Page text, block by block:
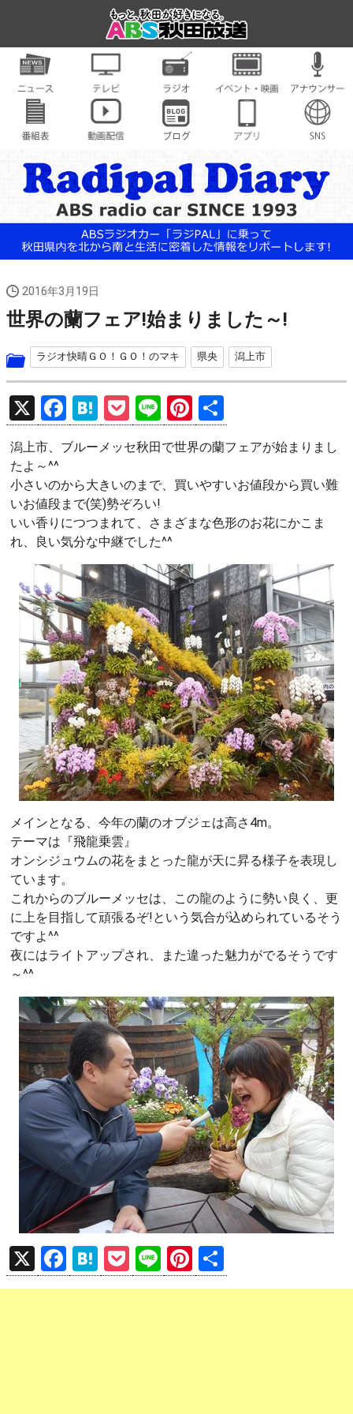
2016年3月19日
世界の蘭フェア!始まりました～!
ラジオ快晴ＧＯ！ＧＯ！のマキ 県央 潟上市
X
F
a
ce
b
o
o
H
at
e
n
a
P
o
ck
et
Li
n
e
Pi
nt
er
es
有
潟上市、ブルーメッセ秋田で世界の蘭フェアが始まりまし
たよ～^^
小さいのから大きいのまで、買いやすいお値段から買い難
いお値段まで(笑)勢ぞろい!
いい香りにつつまれて、さまざまな色形のお花にかこま
れ、良い気分な中継でした^^
メインとなる、今年の蘭のオブジェは高さ4m。
テーマは『飛龍乗雲』
オンシジュウムの花をまとった龍が天に昇る様子を表現し
ています。
これからのブルーメッセは、この龍のように勢い良く、更
に上を目指して頑張るぞ!という気合が込められているそう
ですよ^^
夜にはライトアップされ、また違った魅力がでるそうです
～^^
X
F
a
H
at
P
o
Li
n
Pi
nt 有